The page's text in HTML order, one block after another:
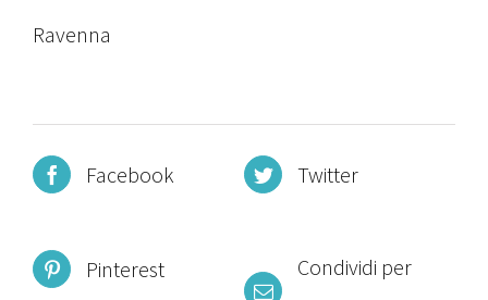
Ravenna
Facebook Twitter
Pinterest
Condividi per